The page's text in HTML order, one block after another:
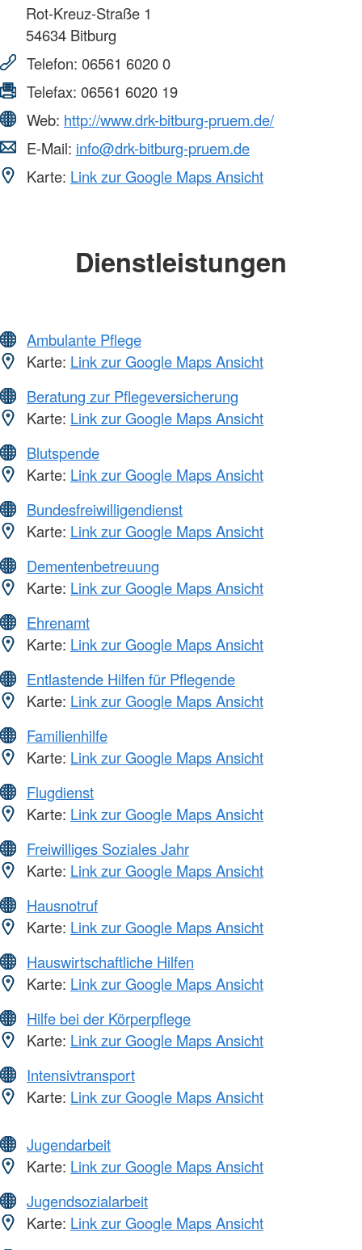
Rot-Kreuz-Straße 1
54634 Bitburg
Telefon: 06561 6020 0
Telefax: 06561 6020 19
Web: http://www.drk-bitburg-pruem.de/
E-Mail: info@drk-bitburg-pruem.de
Karte: Link zur Google Maps Ansicht
Dienstleistungen
Ambulante Pflege
Karte: Link zur Google Maps Ansicht
Beratung zur Pflegeversicherung
Karte: Link zur Google Maps Ansicht
Blutspende
Karte: Link zur Google Maps Ansicht
Bundesfreiwilligendienst
Karte: Link zur Google Maps Ansicht
Dementenbetreuung
Karte: Link zur Google Maps Ansicht
Ehrenamt
Karte: Link zur Google Maps Ansicht
Entlastende Hilfen für Pflegende
Karte: Link zur Google Maps Ansicht
Familienhilfe
Karte: Link zur Google Maps Ansicht
Flugdienst
Karte: Link zur Google Maps Ansicht
Freiwilliges Soziales Jahr
Karte: Link zur Google Maps Ansicht
Hausnotruf
Karte: Link zur Google Maps Ansicht
Hauswirtschaftliche Hilfen
Karte: Link zur Google Maps Ansicht
Hilfe bei der Körperpflege
Karte: Link zur Google Maps Ansicht
Intensivtransport
Karte: Link zur Google Maps Ansicht
Jugendarbeit
Karte: Link zur Google Maps Ansicht
Jugendsozialarbeit
Karte: Link zur Google Maps Ansicht